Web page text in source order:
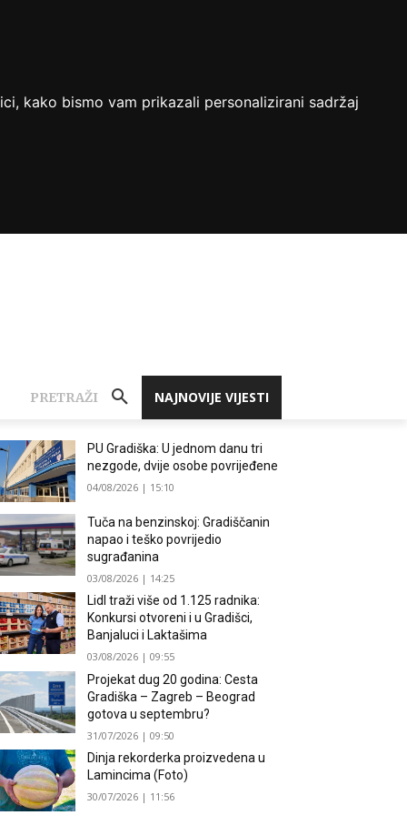
kako bismo vam prikazali personalizirani sadržaj
NAJNOVIJE VIJESTI
PRETRAŽI
PU Gradiška: U jednom danu tri
nezgode, dvije osobe povrijeđene
04/08/2026 | 15:10
Tuča na benzinskoj: Gradiščanin
napao i teško povrijedio
sugrađanina
03/08/2026 | 14:25
Lidl traži više od 1.125 radnika:
Konkursi otvoreni i u Gradišci,
Banjaluci i Laktašima
03/08/2026 | 09:55
Projekat dug 20 godina: Cesta
Gradiška – Zagreb – Beograd
gotova u septembru?
31/07/2026 | 09:50
Dinja rekorderka proizvedena u
Lamincima (Foto)
30/07/2026 | 11:56